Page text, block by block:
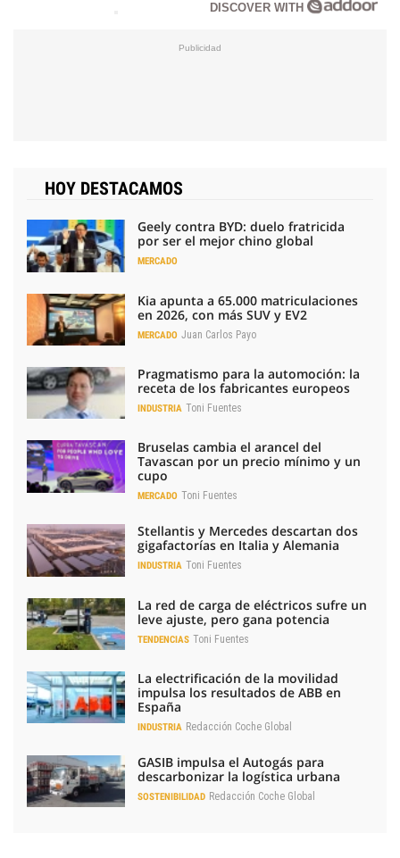
DISCOVER WITH
HOY DESTACAMOS
Geely contra BYD: duelo fratricida
por ser el mejor chino global
MERCADO
Kia apunta a 65.000 matriculaciones
en 2026, con más SUV y EV2
MERCADO Juan Carlos Payo
Pragmatismo para la automoción: la
receta de los fabricantes europeos
INDUSTRIA Toni Fuentes
Bruselas cambia el arancel del
Tavascan por un precio mínimo y un
cupo
MERCADO Toni Fuentes
Stellantis y Mercedes descartan dos
gigafactorías en Italia y Alemania
INDUSTRIA Toni Fuentes
La red de carga de eléctricos sufre un
leve ajuste, pero gana potencia
TENDENCIAS Toni Fuentes
La electrificación de la movilidad
impulsa los resultados de ABB en
España
INDUSTRIA Redacción Coche Global
GASIB impulsa el Autogás para
descarbonizar la logística urbana
SOSTENIBILIDAD Redacción Coche Global